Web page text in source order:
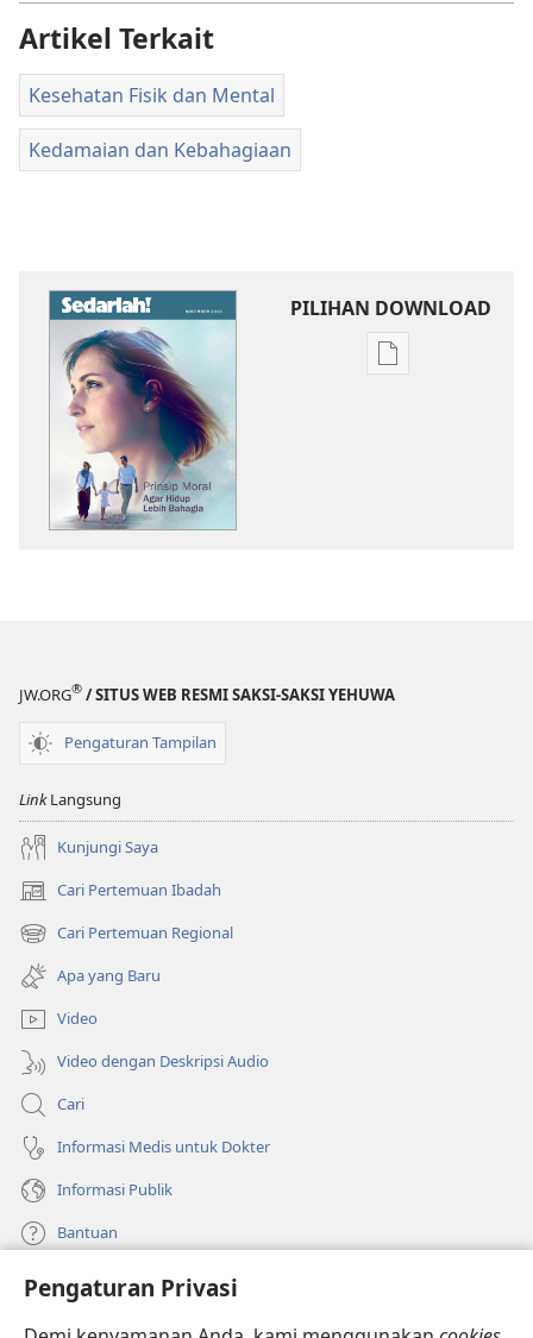
Pengaturan Privasi
Artikel Terkait
Kesehatan Fisik dan Mental
Kedamaian dan Kebahagiaan
PILIHAN DOWNLOAD
Pilihan
JW.ORG® / SITUS WEB RESMI SAKSI-SAKSI YEHUWA
Pengaturan Tampilan
LinkLangsung
Kunjungi Saya
Cari Pertemuan Ibadah
(terbuka
di
window
baru)
Cari Pertemuan Regional
(terbuka
di
window
baru)
Apa yang Baru
Video
Video dengan Deskripsi Audio
Cari
Informasi Medis untuk Dokter
Informasi Publik
Bantuan
Sumbangan
(terbuka
di